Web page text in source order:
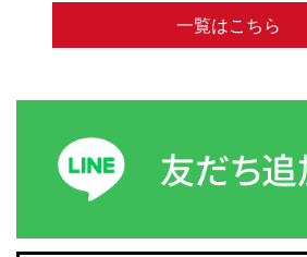
一覧はこちら